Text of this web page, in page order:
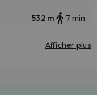
532 m 7 min
Afficher plus